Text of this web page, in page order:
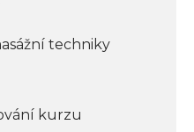
techniky
kurzu